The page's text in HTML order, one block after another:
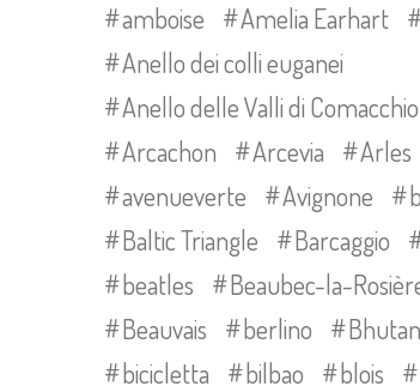
amboise
Amelia Earhart
Anello dei colli euganei
Anello delle Valli di Comacchio
Arcachon
Arcevia Arles
avenueverte
Avignone
Baltic Triangle
Barcaggio
beatles
Beaubec-la-
Beauvais
berlino
Bhutan
bicicletta
bilbao blois